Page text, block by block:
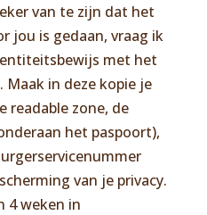
van te zijn dat het
jou is gedaan, vraag ik
met het
in deze kopie je
readable zone, de
het paspoort),
van je privacy.
4 weken in